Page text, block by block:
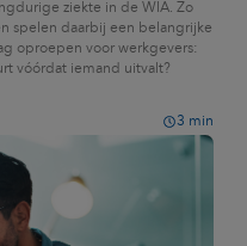
ziekte in de WIA. Zo
spelen daarbij een belangrijke
oproepen voor werkgevers:
vóórdat iemand uitvalt?
3 min